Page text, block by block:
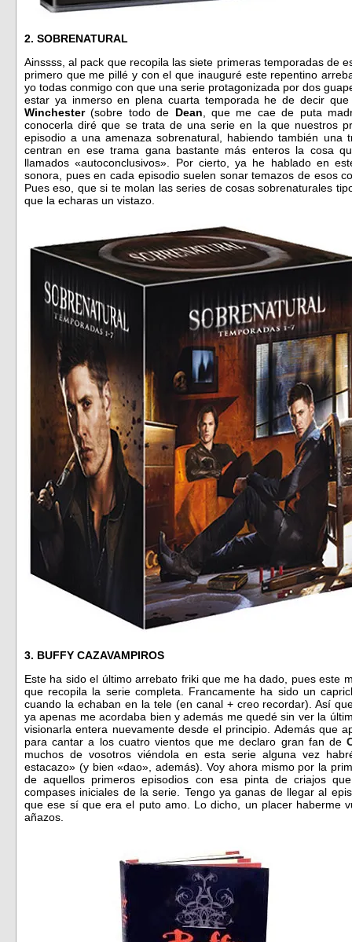
2. SOBRENATURAL
Ainssss, al pack que recopila las siete primeras temporadas de
primero que me pillé y con el que inauguré este repentino
yo todas conmigo con que una serie protagonizada por dos
estar ya inmerso en plena cuarta temporada he de decir
Winchester(sobre todo de Dean , que me cae de puta
conocerla diré que se trata de una serie en la que nuestros
episodio a una amenaza sobrenatural, habiendo también una
centran en ese trama gana bastante más enteros la cosa
llamados «autoconclusivos». Por cierto, ya he hablado en
sonora, pues en cada episodio suelen sonar temazos de esos
Pues eso, que si te molan las series de cosas sobrenaturales
que la echaras un vistazo.
3. BUFFY CAZAVAMPIROS
Este ha sido el último arrebato friki que me ha dado, pues este
que recopila la serie completa. Francamente ha sido un
cuando la echaban en la tele (en canal + creo recordar). Así
ya apenas me acordaba bien y además me quedé sin ver la
visionarla entera nuevamente desde el principio. Además que
para cantar a los cuatro vientos que me declaro gran fan de
muchos de vosotros viéndola en esta serie alguna vez
estacazo» (y bien «dao», además). Voy ahora mismo por la
de aquellos primeros episodios con esa pinta de criajos
compases iniciales de la serie. Tengo ya ganas de llegar al
que ese sí que era el puto amo. Lo dicho, un placer haberme
añazos.